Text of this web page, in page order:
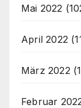
Mai 2022
April 2022
März 2022
Februar